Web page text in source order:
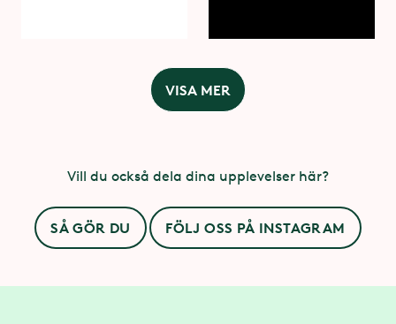
VISA MER
Vill du också dela dina upplevelser här?
SÅ GÖR DU FÖLJ OSS PÅ INSTAGRAM